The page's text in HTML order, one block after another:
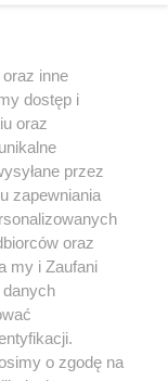
powielany i
sposób (w
polu
w Internecie
lub
prawa, tzn.
i może być ścigane
inne
dostęp i
oraz
przez
zapewniania
oraz
my i Zaufani
o zgodę na